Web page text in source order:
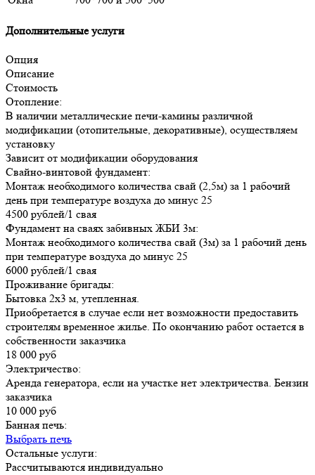
Дополнительные услуги
Опция
Описание
Стоимость
Отопление:
В наличии металлические печи-камины различной
модификации (отопительные, декоративные), осуществляем
установку
Зависит от модификации оборудования
Свайно-винтовой фундамент:
Монтаж необходимого количества свай (2,5м) за 1 рабочий
день при температуре воздуха до минус 25
4500 рублей/1 свая
Фундамент на сваях забивных ЖБИ 3м:
Монтаж необходимого количества свай (3м) за 1 рабочий день
при температуре воздуха до минус 25
6000 рублей/1 свая
Проживание бригады:
Бытовка 2х3 м, утепленная.
Приобретается в случае если нет возможности предоставить
строителям временное жилье. По окончанию работ остается в
собственности заказчика
18 000 руб
Электричество:
Аренда генератора, если на участке нет электричества. Бензин
заказчика
10 000 руб
Банная печь:
Выбрать печь
Остальные услуги:
Рассчитываются индивидуально